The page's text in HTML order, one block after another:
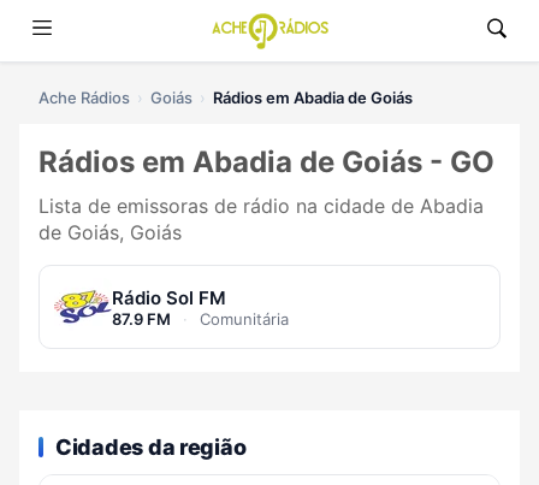
Ache Rádios Goiás Rádios em Abadia de Goiás
Rádios em Abadia de Goiás - GO
Lista de emissoras de rádio na cidade de Abadia
de Goiás, Goiás
Rádio Sol FM
87.9 FM · Comunitária
Cidades da região